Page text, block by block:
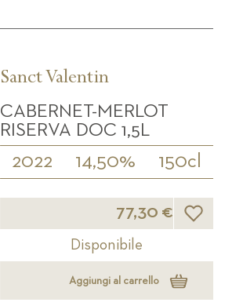
Sanct Valentin
CABERNET-MERLOT
RISERVA DOC 1,5L
2022 14,50% 150cl
77,30 € Lista
Disponibile
Aggiungi al carrello